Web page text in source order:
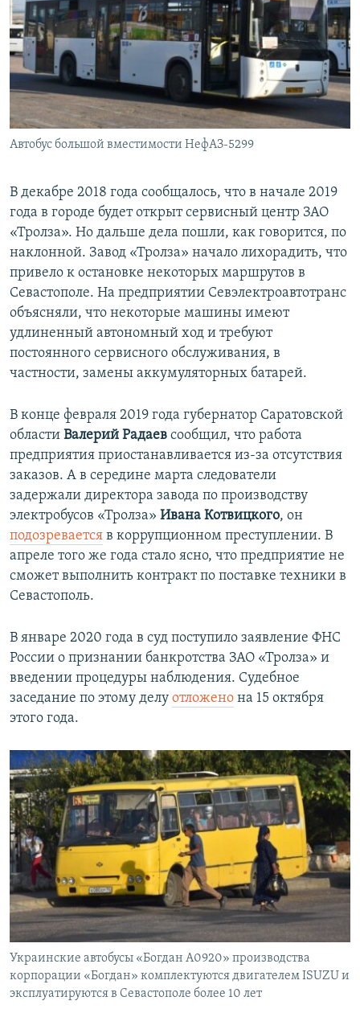
Автобус большой вместимости НефАЗ-5299
В декабре 2018 года сообщалось, что в начале 2019
года в городе будет открыт сервисный центр ЗАО
«Тролза». Но дальше дела пошли, как говорится, по
наклонной. Завод «Тролза» начало лихорадить, что
привело к остановке некоторых маршрутов в
Севастополе. На предприятии Севэлектроавтотранс
объясняли, что некоторые машины имеют
удлиненный автономный ход и требуют
постоянного сервисного обслуживания, в
частности, замены аккумуляторных батарей.
В конце февраля 2019 года губернатор Саратовской
области Валерий Радаев сообщил, что работа
предприятия приостанавливается из-за отсутствия
заказов. А в середине марта следователи
задержали директора завода по производству
электробусов «Тролза» Ивана Котвицкого, он
подозревается в коррупционном преступлении. В
апреле того же года стало ясно, что предприятие не
сможет выполнить контракт по поставке техники в
Севастополь.
В январе 2020 года в суд поступило заявление ФНС
России о признании банкротства ЗАО «Тролза» и
введении процедуры наблюдения. Судебное
заседание по этому делу отложено на 15 октября
этого года.
Украинские автобусы «Богдан А0920» производства
корпорации «Богдан» комплектуются двигателем ISUZU и
эксплуатируются в Севастополе более 10 лет